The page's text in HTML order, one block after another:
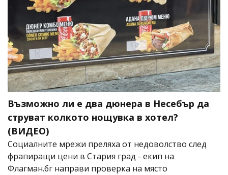
Възможно ли е два дюнера в Несебър да
струват колкото нощувка в хотел?
(ВИДЕО)
Социалните мрежи преляха от недоволство след
фрапиращи цени в Стария град - екип на
Флагман.бг направи проверка на място